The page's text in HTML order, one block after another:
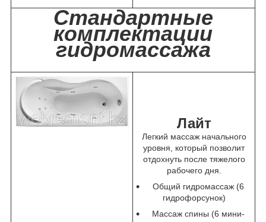
Стандартные
комплектации
гидромассажа
Лайт
Легкий массаж начального
уровня, который позволит
отдохнуть после тяжелого
рабочего дня.
Общий гидромассаж (6
гидрофорсунок)
Массаж спины (6 мини-